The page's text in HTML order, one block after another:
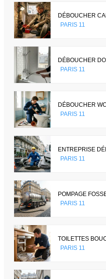
DÉBOUCHER
PARIS 11
DÉBOUCHER
PARIS 11
DÉBOUCHER
PARIS 11
ENTREPRISE
PARIS 11
POMPAGE
PARIS 11
TOILETTES
PARIS 11